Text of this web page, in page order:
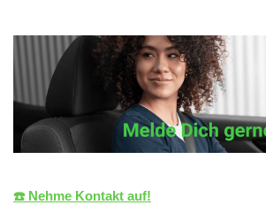
☎️ Nehme Kontakt auf!